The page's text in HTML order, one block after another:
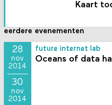
Kaart
eerdere evenementen
28
nov
2014
30
nov
2014
future internet lab
Oceans of data